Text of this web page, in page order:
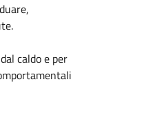
caldo e per